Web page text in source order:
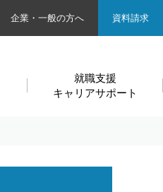
就職支援
キャリアサポート
企業・一般の方へ 資料請求